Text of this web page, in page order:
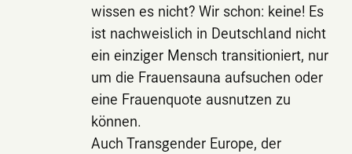
wissen es nicht? Wir schon: keine! Es
ist nachweislich in Deutschland nicht
ein einziger Mensch transitioniert, nur
um die Frauensauna aufsuchen oder
eine Frauenquote ausnutzen zu
können.
Auch Transgender Europe, der